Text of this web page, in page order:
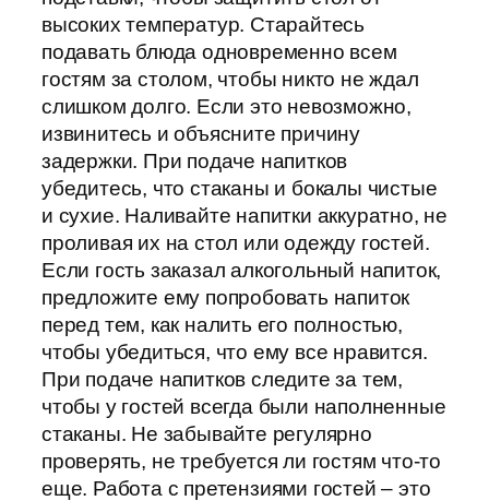
высоких температур. Старайтесь
подавать блюда одновременно всем
гостям за столом, чтобы никто не ждал
слишком долго. Если это невозможно,
извинитесь и объясните причину
задержки. При подаче напитков
убедитесь, что стаканы и бокалы чистые
и сухие. Наливайте напитки аккуратно, не
проливая их на стол или одежду гостей.
Если гость заказал алкогольный напиток,
предложите ему попробовать напиток
перед тем, как налить его полностью,
чтобы убедиться, что ему все нравится.
При подаче напитков следите за тем,
чтобы у гостей всегда были наполненные
стаканы. Не забывайте регулярно
проверять, не требуется ли гостям что-то
еще. Работа с претензиями гостей – это